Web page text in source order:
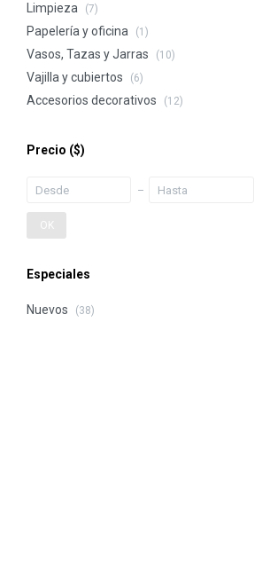
Limpieza (7)
Papelería y oficina (1)
Vasos, Tazas y Jarras (10)
Vajilla y cubiertos (6)
Accesorios decorativos (12)
Precio ($)
OK
Especiales
Nuevos (38)